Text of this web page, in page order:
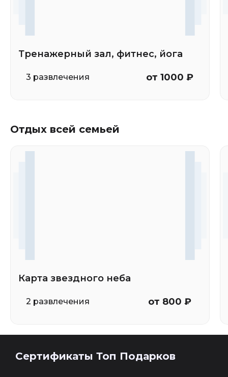
Тренажерный зал, фитнес, йога
3 развлечения от 1000 ₽
Отдых всей семьей
Карта звездного неба
2 развлечения от 800 ₽
Сертификаты Топ Подарков